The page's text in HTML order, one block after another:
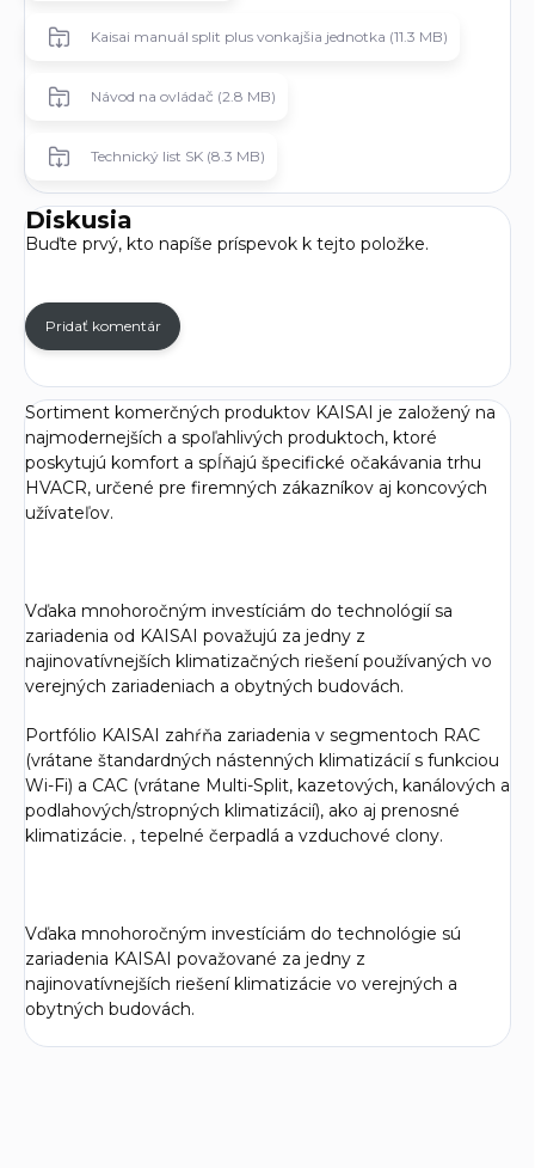
Kaisai manuál split plus vonkajšia jednotka (11.3 MB)
Návod na ovládač (2.8 MB)
Technický list SK (8.3 MB)
Diskusia
Buďte prvý, kto napíše príspevok k tejto položke.
Pridať komentár
Sortiment komerčných produktov KAISAI je založený na
najmodernejších a spoľahlivých produktoch, ktoré
poskytujú komfort a spĺňajú špecifické očakávania trhu
HVACR, určené pre firemných zákazníkov aj koncových
užívateľov.
Vďaka mnohoročným investíciám do technológií sa
zariadenia od KAISAI považujú za jedny z
najinovatívnejších klimatizačných riešení používaných vo
verejných zariadeniach a obytných budovách.
Portfólio KAISAI zahŕňa zariadenia v segmentoch RAC
(vrátane štandardných nástenných klimatizácií s funkciou
Wi-Fi) a CAC (vrátane Multi-Split, kazetových, kanálových a
podlahových/stropných klimatizácií), ako aj prenosné
klimatizácie. , tepelné čerpadlá a vzduchové clony.
Vďaka mnohoročným investíciám do technológie sú
zariadenia KAISAI považované za jedny z
najinovatívnejších riešení klimatizácie vo verejných a
obytných budovách.